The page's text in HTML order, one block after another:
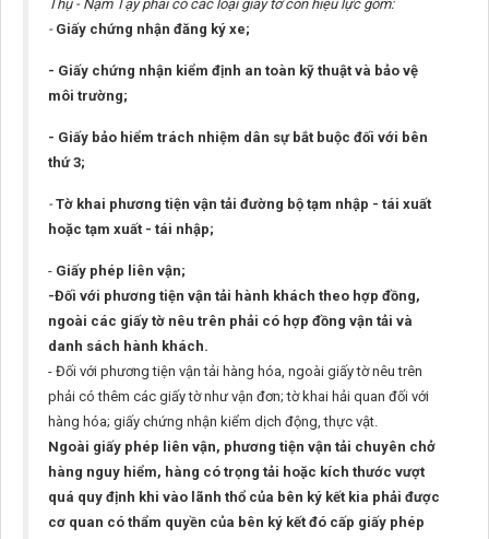
Thụ - Nậm Tạy phải có các loại giấy tờ còn hiệu lực gồm:
- Giấy chứng nhận đăng ký xe;
- Giấy chứng nhận kiểm định an toàn kỹ thuật và bảo vệ
môi trường;
- Giấy bảo hiểm trách nhiệm dân sự bắt buộc đối với bên
thứ 3;
-Tờ khai phương tiện vận tải đường bộ tạm nhập - tái xuất
hoặc tạm xuất - tái nhập;
- Giấy phép liên vận;
-Đối với phương tiện vận tải hành khách theo hợp đồng,
ngoài các giấy tờ nêu trên phải có hợp đồng vận tải và
danh sách hành khách.
- Đối với phương tiện vận tải hàng hóa, ngoài giấy tờ nêu trên
phải có thêm các giấy tờ như vận đơn; tờ khai hải quan đối với
hàng hóa; giấy chứng nhận kiểm dịch động, thực vật.
Ngoài giấy phép liên vận, phương tiện vận tải chuyên chở
hàng nguy hiểm, hàng có trọng tải hoặc kích thước vượt
quá quy định khi vào lãnh thổ của bên ký kết kia phải được
cơ quan có thẩm quyền của bên ký kết đó cấp giấy phép